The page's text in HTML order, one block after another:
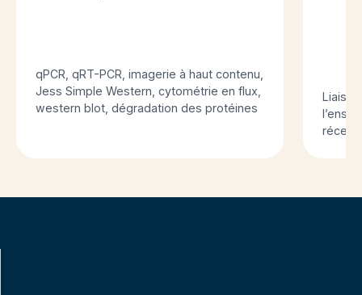
qPCR, qRT-PCR, imagerie à haut contenu,
Jess Simple Western, cytométrie en flux,
western blot, dégradation des protéines